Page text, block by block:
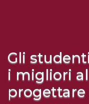
Gli
i migliori